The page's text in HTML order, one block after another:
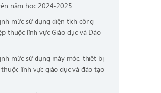
năm học 2024-2025
mức sử dụng diện tích công
thuộc lĩnh vực Giáo dục và Đào
mức sử dụng máy móc, thiết bị
lĩnh vực giáo dục và đào tạo